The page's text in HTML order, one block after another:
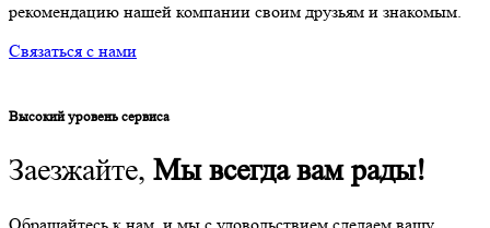
рекомендацию нашей компании своим друзьям и знакомым.
Связаться с нами
Высокий уровень сервиса
Заезжайте, Мы всегда вам рады!